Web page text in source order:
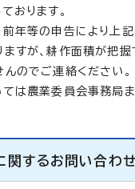
おります。
前年等の申告により上
ますが、耕作面積が把
のでご連絡ください。
ては農業委員会事務局
関するお問い合わせ